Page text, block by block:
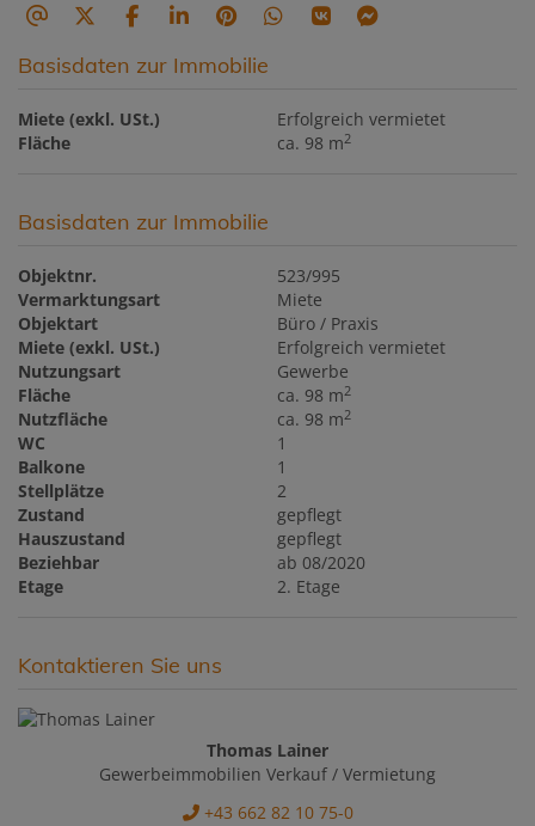
Basisdaten zur Immobilie
Miete (exkl. USt.)
Erfolgreich vermietet
Fläche
ca. 98 m2
Basisdaten zur Immobilie
Objektnr.
523/995
Vermarktungsart
Miete
Objektart
Büro / Praxis
Miete (exkl. USt.)
Erfolgreich vermietet
Nutzungsart
Gewerbe
Fläche
ca. 98 m2
Nutzfläche ca. 98 m2
WC
1
Balkone
1
Stellplätze
2
Zustand
gepflegt
Hauszustand
gepflegt
Beziehbar
ab 08/2020
Etage
2. Etage
Kontaktieren Sie uns
Thomas Lainer
Gewerbeimmobilien Verkauf / Vermietung
+43 662 82 10 75-0